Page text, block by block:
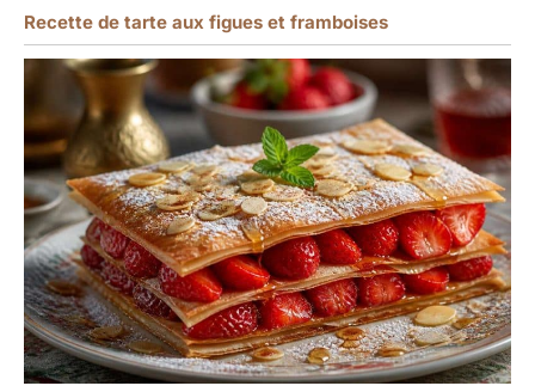
Recette de tarte aux figues et framboises